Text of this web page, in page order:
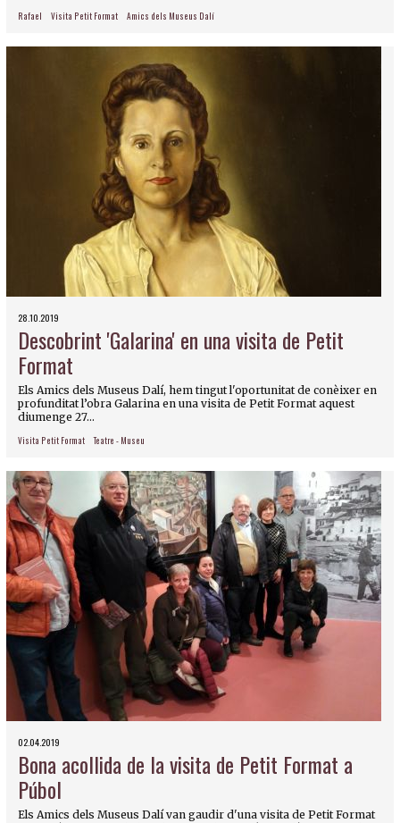
Rafael Visita Petit Format Amics dels Museus Dalí
28.10.2019
Descobrint 'Galarina' en una visita de Petit
Format
Els Amics dels Museus Dalí, hem tingut l'oportunitat de conèixer en
profunditat l’obra Galarina en una visita de Petit Format aquest
diumenge 27...
Visita Petit Format Teatre - Museu
02.04.2019
Bona acollida de la visita de Petit Format a
Púbol
Els Amics dels Museus Dalí van gaudir d'una visita de Petit Format